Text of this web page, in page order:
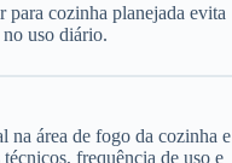
para cozinha planejada evita
uso diário.
na área de fogo da cozinha e
frequência de uso e